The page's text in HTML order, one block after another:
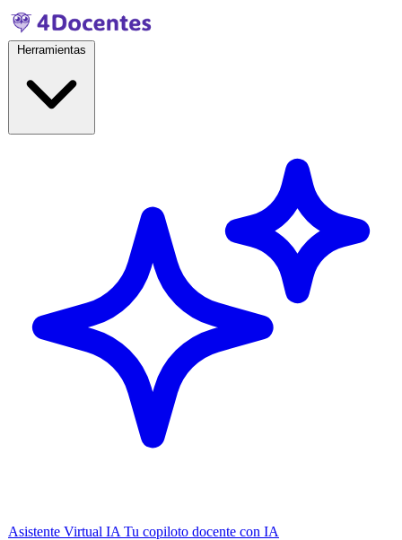
Asistente Virtual IA Tu copiloto docente con IA